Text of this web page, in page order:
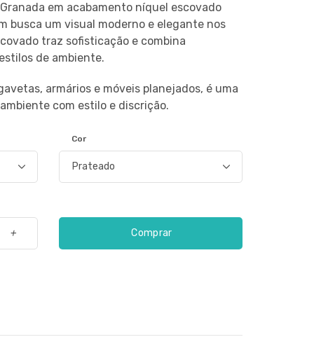
em acabamento níquel escovado
busca um visual moderno e elegante nos
traz sofisticação e combina
de ambiente.
armários e móveis planejados, é uma
com estilo e discrição.
Cor
+ Comprar